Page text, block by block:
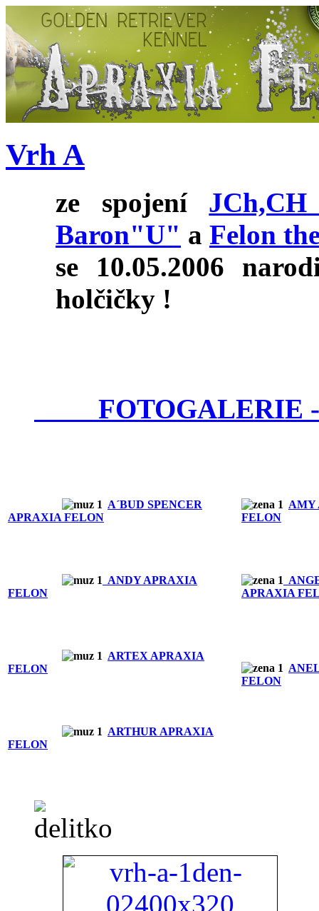
Vrh A
ze spojení
Baron"U" a Felon
se 10.05.2006
holčičky !
FOTOGALERIE -
A´BUD SPENCER
APRAXIA FELON
AMY
FELON
ANDY APRAXIA
FELON
APRAXIA
ARTEX APRAXIA
FELON
FELON
ARTHUR APRAXIA
FELON